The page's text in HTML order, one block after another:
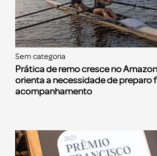
Sem categoria
Prática de remo cresce no
orienta a necessidade de preparo
acompanhamento